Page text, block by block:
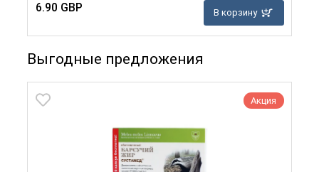
6.90 GBP В корзину
Выгодные предложения
Акция